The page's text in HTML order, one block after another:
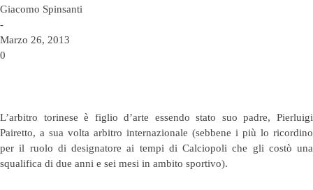
Giacomo Spinsanti
-
Marzo 26, 2013
0
L’arbitro torinese è figlio d’arte essendo stato suo padre, Pierluigi
Pairetto, a sua volta arbitro internazionale (sebbene i più lo ricordino
per il ruolo di designatore ai tempi di Calciopoli che gli costò una
squalifica di due anni e sei mesi in ambito sportivo).